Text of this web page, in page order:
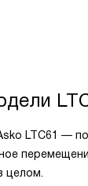
LTC61 —
целом.